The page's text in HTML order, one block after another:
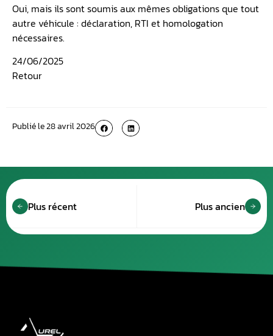
Oui, mais ils sont soumis aux mêmes obligations que tout
autre véhicule : déclaration, RTI et homologation
nécessaires.
24/06/2025
Retour
Publié le28 avril 2026
Plus récent Plus ancien